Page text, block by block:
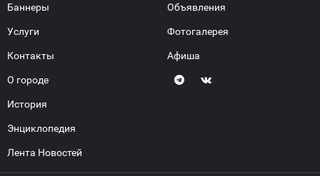
Баннеры
Услуги
Контакты
О городе
История
Энциклопедия
Лента Новостей
Объявления
Фотогалерея
Афиша